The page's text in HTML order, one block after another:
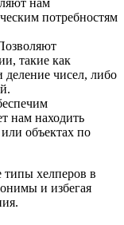
нам
потребностям
такие как
чисел, либо
нам находить
объектах по
типы хелперов в
и избегая